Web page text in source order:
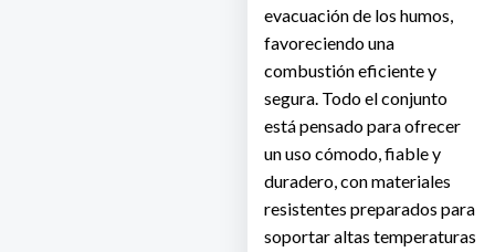
evacuación de los humos,
favoreciendo una
combustión eficiente y
segura. Todo el conjunto
está pensado para ofrecer
un uso cómodo, fiable y
duradero, con materiales
resistentes preparados para
soportar altas temperaturas